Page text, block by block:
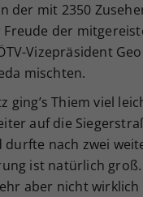
der mit 2350
der
Vizepräsident
mischten.
ging’s Thiem viel
auf die
durfte nach zwei
ist natürlich
aber nicht